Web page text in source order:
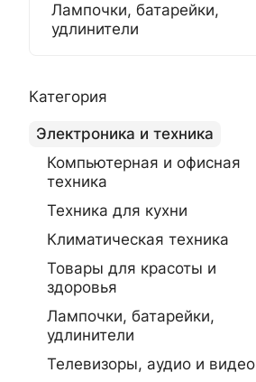
Лампочки, батарейки,
удлинители
Категория
Электроника и техника
Компьютерная и офисная
техника
Техника для кухни
Климатическая техника
Товары для красоты и
здоровья
Лампочки, батарейки,
удлинители
Телевизоры, аудио и видео